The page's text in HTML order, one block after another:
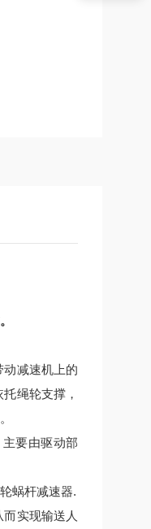
减速机上的
绳轮支撑，
要由驱动部
蜗杆减速器.
实现输送人